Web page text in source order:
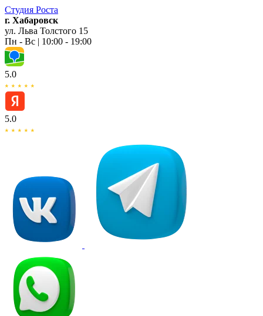
Студия Роста
г. Хабаровск
ул. Льва Толстого 15
Пн - Вс | 10:00 - 19:00
5.0
5.0